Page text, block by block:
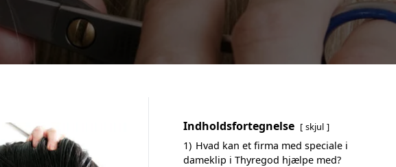
Indholdsfortegnelse skjul
1) Hvad kan et firma med speciale i
dameklip i Thyregod hjælpe med?